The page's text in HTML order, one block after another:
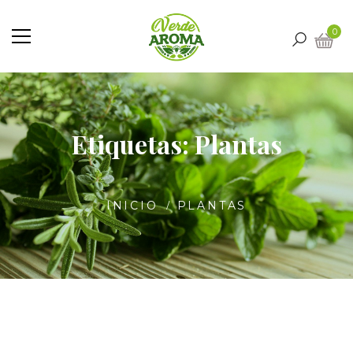
0
Etiquetas: Plantas
INICIO PLANTAS